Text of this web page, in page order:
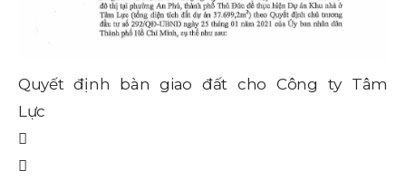
Quyết định bàn giao đất cho Công ty Tâm
Lực